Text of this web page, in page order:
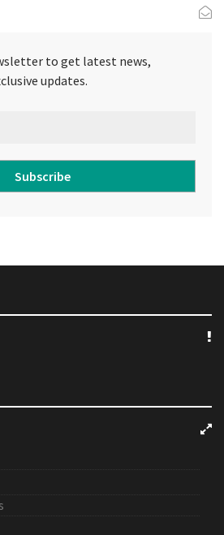
to get latest news,
updates.
Subscribe